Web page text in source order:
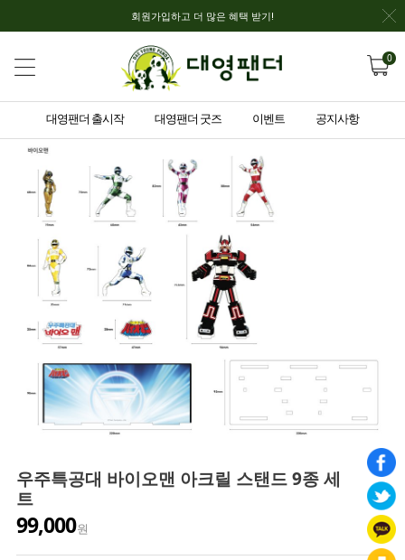
회원가입하고 더 많은 혜택 받기!
0
대영팬더 출시작 대영팬더 굿즈 이벤트 공지사항
우주특공대 바이오맨 아크릴 스탠드 9종 세
트
99,000원